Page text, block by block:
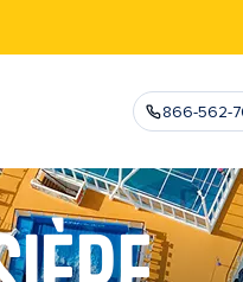
866-562-